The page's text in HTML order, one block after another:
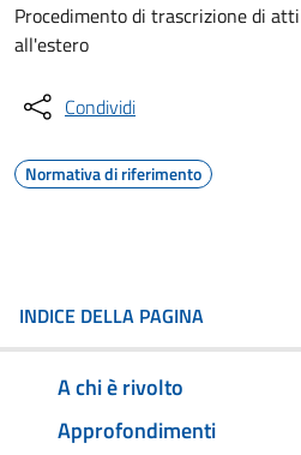
Procedimento di trascrizione di
all'estero
Condividi
Normativa di riferimento
INDICE DELLA PAGINA
A chi è rivolto
Approfondimenti